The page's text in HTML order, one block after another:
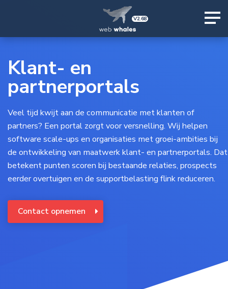
V2.68
Klant- en
partnerportals
Veel tijd kwijt aan de communicatie met klanten of
partners? Een portal zorgt voor versnelling. Wij helpen
software scale-ups en organisaties met groei-ambities bij
de ontwikkeling van maatwerk klant- en partnerportals. Dat
betekent punten scoren bij bestaande relaties, prospects
eerder overtuigen en de supportbelasting flink reduceren.
Contact opnemen